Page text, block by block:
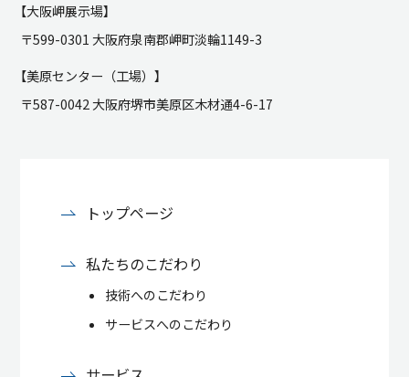
【大阪岬展示場】
〒599-0301 大阪府泉南郡岬町淡輪1149-3
【美原センター（工場）】
〒587-0042 大阪府堺市美原区木材通4-6-17
トップページ
私たちのこだわり
技術へのこだわり
サービスへのこだわり